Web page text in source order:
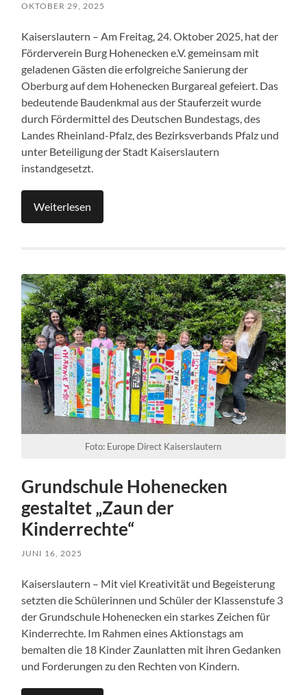
OKTOBER 29, 2025
Kaiserslautern – Am Freitag, 24. Oktober 2025, hat der
Förderverein Burg Hohenecken e.V. gemeinsam mit
geladenen Gästen die erfolgreiche Sanierung der
Oberburg auf dem Hohenecken Burgareal gefeiert. Das
bedeutende Baudenkmal aus der Stauferzeit wurde
durch Fördermittel des Deutschen Bundestags, des
Landes Rheinland-Pfalz, des Bezirksverbands Pfalz und
unter Beteiligung der Stadt Kaiserslautern
instandgesetzt.
Weiterlesen
Foto: Europe Direct Kaiserslautern
Grundschule Hohenecken
gestaltet „Zaun der
Kinderrechte“
JUNI 16, 2025
Kaiserslautern – Mit viel Kreativität und Begeisterung
setzten die Schülerinnen und Schüler der Klassenstufe 3
der Grundschule Hohenecken ein starkes Zeichen für
Kinderrechte. Im Rahmen eines Aktionstags am
bemalten die 18 Kinder Zaunlatten mit ihren Gedanken
und Forderungen zu den Rechten von Kindern.